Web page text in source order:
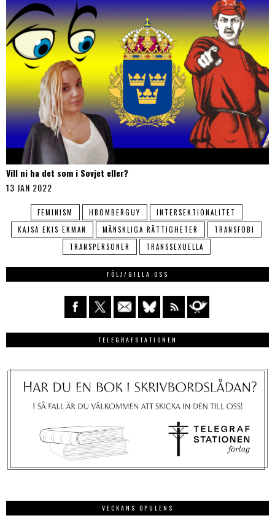
Vill ni ha det som i Sovjet eller?
13 JAN 2022
FEMINISM HBOMBERGUY
INTERSEKTIONALITET
KAJSA EKIS EKMAN
MÄNSKLIGA RÄTTIGHETER
TRANSFOBI
TRANSPERSONER
TRANSSEXUELLA
FÖLJ/GILLA OSS
TELEGRAFSTATIONEN
VECKANS OPULENS